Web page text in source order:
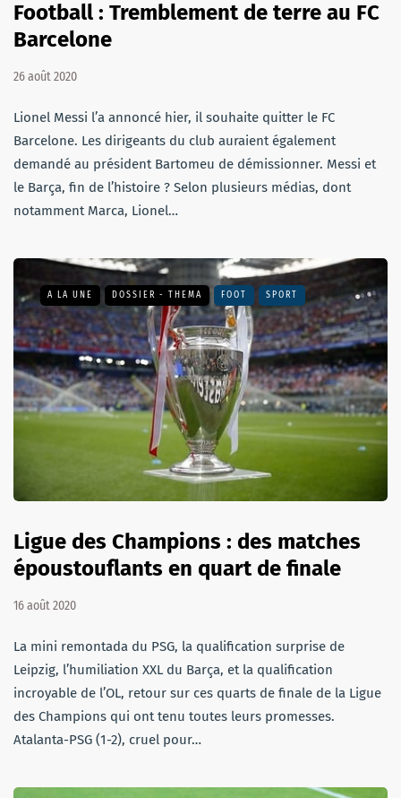
Football : Tremblement de terre au FC
Barcelone
26 août 2020
Lionel Messi l’a annoncé hier, il souhaite quitter le FC
Barcelone. Les dirigeants du club auraient également
demandé au président Bartomeu de démissionner. Messi et
le Barça, fin de l’histoire ? Selon plusieurs médias, dont
notamment Marca, Lionel…
A LA UNE DOSSIER - THEMA FOOT SPORT
Ligue des Champions : des matches
époustouflants en quart de finale
16 août 2020
La mini remontada du PSG, la qualification surprise de
Leipzig, l’humiliation XXL du Barça, et la qualification
incroyable de l’OL, retour sur ces quarts de finale de la Ligue
des Champions qui ont tenu toutes leurs promesses.
Atalanta-PSG (1-2), cruel pour…